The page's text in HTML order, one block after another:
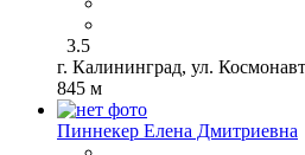
3.5
г. Калининград, ул.
845 м
Пиннекер Елена Дмитриевна